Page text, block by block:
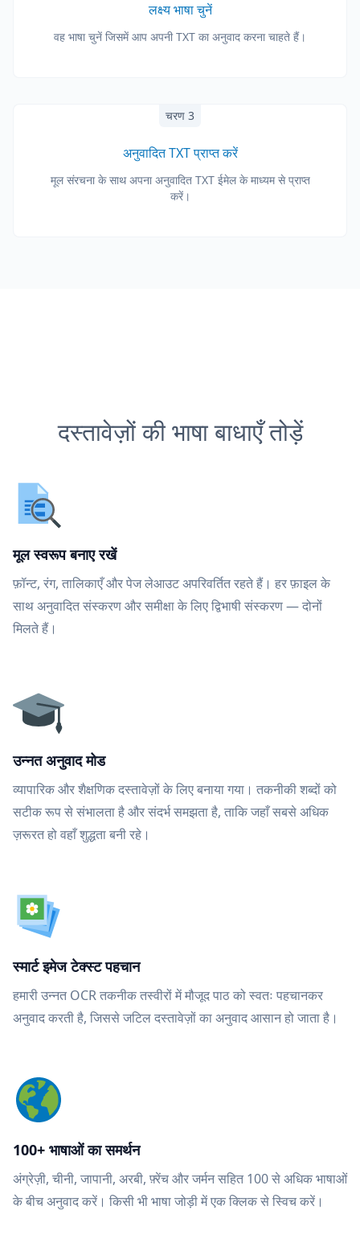
लक्ष्य भाषा चुनें
वह भाषा चुनें जिसमें आप अपनी TXT का अनुवाद करना चाहते हैं।
चरण 3
अनुवादित TXT प्राप्त करें
मूल संरचना के साथ अपना अनुवादित TXT ईमेल के माध्यम से प्राप्त
करें।
दस्तावेज़ों की भाषा बाधाएँ तोड़ें
मूल स्वरूप बनाए रखें
फ़ॉन्ट, रंग, तालिकाएँ और पेज लेआउट अपरिवर्तित रहते हैं। हर फ़ाइल के
साथ अनुवादित संस्करण और समीक्षा के लिए द्विभाषी संस्करण — दोनों
मिलते हैं।
उन्नत अनुवाद मोड
व्यापारिक और शैक्षणिक दस्तावेज़ों के लिए बनाया गया। तकनीकी शब्दों को
सटीक रूप से संभालता है और संदर्भ समझता है, ताकि जहाँ सबसे अधिक
ज़रूरत हो वहाँ शुद्धता बनी रहे।
स्मार्ट इमेज टेक्स्ट पहचान
हमारी उन्नत OCR तकनीक तस्वीरों में मौजूद पाठ को स्वतः पहचानकर
अनुवाद करती है, जिससे जटिल दस्तावेज़ों का अनुवाद आसान हो जाता है।
100+ भाषाओं का समर्थन
अंग्रेज़ी, चीनी, जापानी, अरबी, फ़्रेंच और जर्मन सहित 100 से अधिक भाषाओं
के बीच अनुवाद करें। किसी भी भाषा जोड़ी में एक क्लिक से स्विच करें।